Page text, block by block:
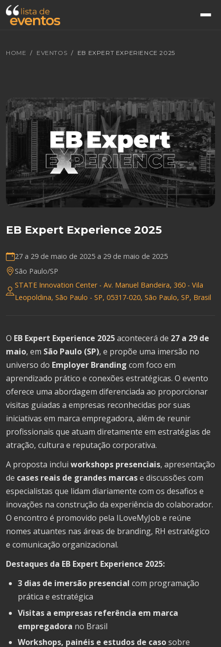
HOME EVENTOS EB EXPERT EXPERIENCE 2025
EB Expert Experience 2025
27 a 29 de maio de 2025 a 29 de maio de 2025
São Paulo/SP
STATE Innovation Center - Av. Manuel Bandeira, 360 - Vila
Leopoldina, São Paulo - SP, 05317-020, São Paulo, SP, Brasil
O EB Expert Experience 2025acontecerá de 27 a 29 de
maio, em São Paulo (SP), e propõe uma imersão no
universo do Employer Branding com foco em
aprendizado prático e conexões estratégicas. O evento
oferece uma abordagem diferenciada ao proporcionar
visitas guiadas a empresas reconhecidas por suas
iniciativas em marca empregadora, além de reunir
profissionais que atuam diretamente em estratégias de
atração, cultura e reputação corporativa.
A proposta inclui workshops presenciais, apresentação
de cases reais de grandes marcase discussões com
especialistas que lidam diariamente com os desafios e
inovações na construção da experiência do colaborador.
O encontro é promovido pela ILoveMyJob e reúne
nomes atuantes nas áreas de branding, RH estratégico
e comunicação organizacional.
Destaques da EB Expert Experience 2025:
3 dias de imersão presencial com programação
prática e estratégica
Visitas a empresas referência em marca
empregadora no Brasil
Workshops, painéis e estudos de casosobre